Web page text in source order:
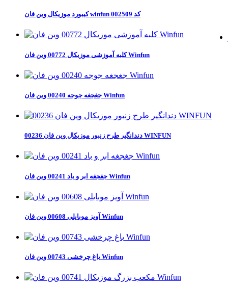
کیبورد موزیکال وین فان winfun کد 002509
کلبه آموزشی موزیکال 00772 وین فان Winfun
جغجغه جوجه 00240 وین فان Winfun
دندانگیر طرح زنبور موزیکال وین فان 00236 WINFUN
جغجغه ابر و باد 00241 وین فان Winfun
آویز موبایلی 00608 وین فان Winfun
باغ چرخشی 00743 وین فان Winfun